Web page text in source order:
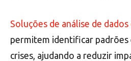
Soluções de análise de
permitem identificar padrões
crises, ajudando a reduzir